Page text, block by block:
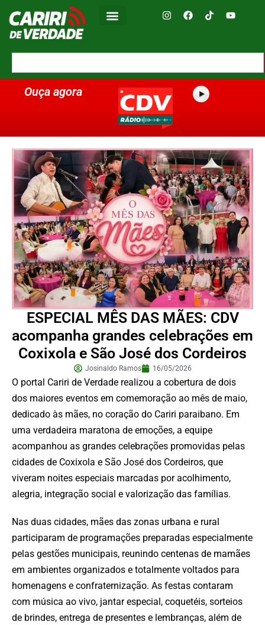
Ouça agora
ESPECIAL MÊS DAS MÃES: CDV
acompanha grandes celebrações em
Coxixola e São José dos Cordeiros
Josinaldo Ramos 16/05/2026
O portal Cariri de Verdade realizou a cobertura de dois
dos maiores eventos em comemoração ao mês de maio,
dedicado às mães, no coração do Cariri paraibano. Em
uma verdadeira maratona de emoções, a equipe
acompanhou as grandes celebrações promovidas pelas
cidades de Coxixola e São José dos Cordeiros, que
viveram noites especiais marcadas por acolhimento,
alegria, integração social e valorização das famílias.
Nas duas cidades, mães das zonas urbana e rural
participaram de programações preparadas especialmente
pelas gestões municipais, reunindo centenas de mamães
em ambientes organizados e totalmente voltados para
homenagens e confraternização. As festas contaram
com música ao vivo, jantar especial, coquetéis, sorteios
de brindes, entrega de presentes e lembranças, além de